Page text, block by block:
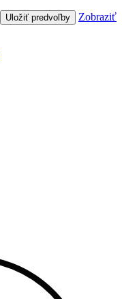
Uložiť predvoľby
Zobraziť